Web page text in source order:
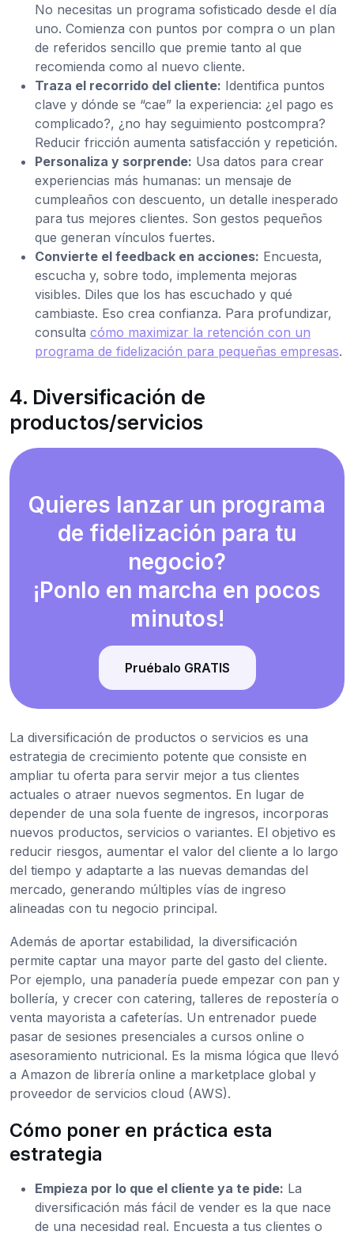
No necesitas un programa sofisticado desde el día
uno. Comienza con puntos por compra o un plan
de referidos sencillo que premie tanto al que
recomienda como al nuevo cliente.
Traza el recorrido del cliente: Identifica puntos
clave y dónde se “cae” la experiencia: ¿el pago es
complicado?, ¿no hay seguimiento postcompra?
Reducir fricción aumenta satisfacción y repetición.
Personaliza y sorprende: Usa datos para crear
experiencias más humanas: un mensaje de
cumpleaños con descuento, un detalle inesperado
para tus mejores clientes. Son gestos pequeños
que generan vínculos fuertes.
Convierte el feedback en acciones: Encuesta,
escucha y, sobre todo, implementa mejoras
visibles. Diles que los has escuchado y qué
cambiaste. Eso crea confianza. Para profundizar,
consulta cómo maximizar la retención con un
programa de fidelización para pequeñas empresas.
4. Diversificación de
productos/servicios
Quieres lanzar un programa
de fidelización para tu
negocio?
¡Ponlo en marcha en pocos
minutos!
Pruébalo GRATIS
La diversificación de productos o servicios es una
estrategia de crecimiento potente que consiste en
ampliar tu oferta para servir mejor a tus clientes
actuales o atraer nuevos segmentos. En lugar de
depender de una sola fuente de ingresos, incorporas
nuevos productos, servicios o variantes. El objetivo es
reducir riesgos, aumentar el valor del cliente a lo largo
del tiempo y adaptarte a las nuevas demandas del
mercado, generando múltiples vías de ingreso
alineadas con tu negocio principal.
Además de aportar estabilidad, la diversificación
permite captar una mayor parte del gasto del cliente.
Por ejemplo, una panadería puede empezar con pan y
bollería, y crecer con catering, talleres de repostería o
venta mayorista a cafeterías. Un entrenador puede
pasar de sesiones presenciales a cursos online o
asesoramiento nutricional. Es la misma lógica que llevó
a Amazon de librería online a marketplace global y
proveedor de servicios cloud (AWS).
Cómo poner en práctica esta
estrategia
Empieza por lo que el cliente ya te pide: La
diversificación más fácil de vender es la que nace
de una necesidad real. Encuesta a tus clientes o